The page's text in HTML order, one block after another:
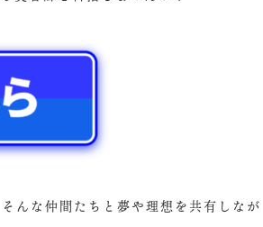
んな仲間たちと夢や理想を共有しなが